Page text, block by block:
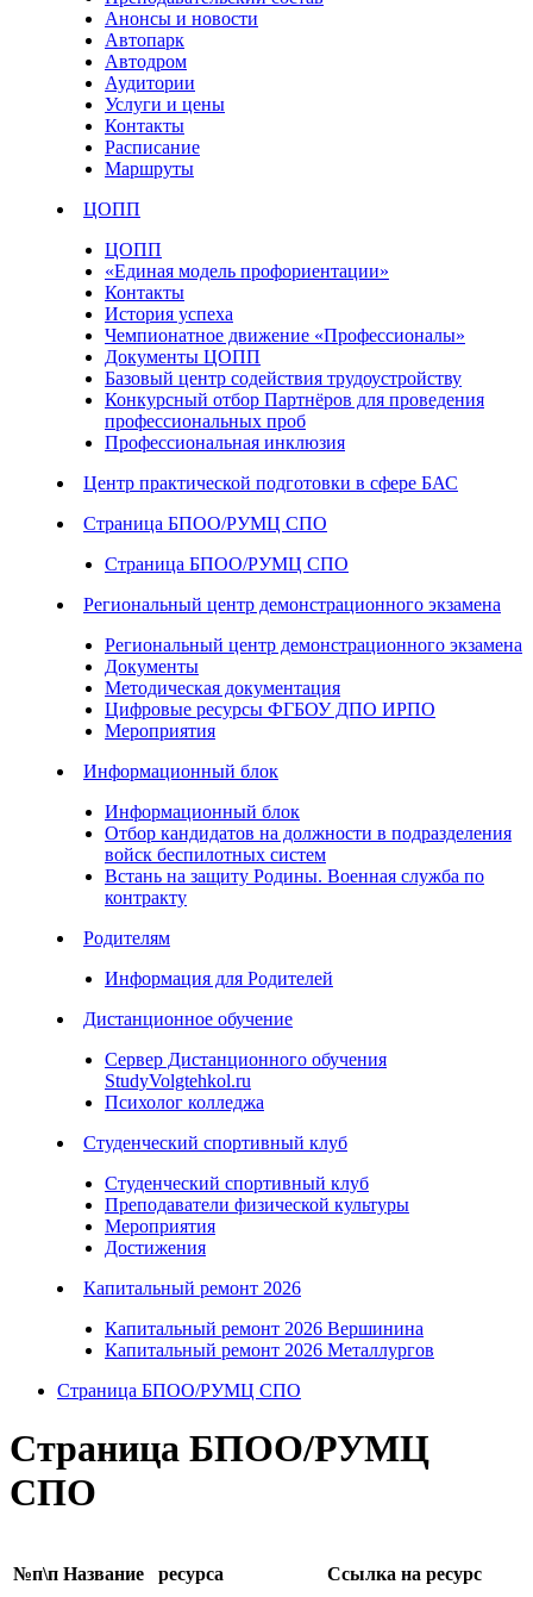
Анонсы и новости
Автопарк
Автодром
Аудитории
Услуги и цены
Контакты
Расписание
Маршруты
ЦОПП
ЦОПП
«Единая модель профориентации»
Контакты
История успеха
Чемпионатное движение «Профессионалы»
Документы ЦОПП
Базовый центр содействия трудоустройству
Конкурсный отбор Партнёров для проведения
профессиональных проб
Профессиональная инклюзия
Центр практической подготовки в сфере БАС
Страница БПОО/РУМЦ СПО
Страница БПОО/РУМЦ СПО
Региональный центр демонстрационного экзамена
Региональный центр демонстрационного экзамена
Документы
Методическая документация
Цифровые ресурсы ФГБОУ ДПО ИРПО
Мероприятия
Информационный блок
Информационный блок
Отбор кандидатов на должности в подразделения
войск беспилотных систем
Встань на защиту Родины. Военная служба по
контракту
Родителям
Информация для Родителей
Дистанционное обучение
Сервер Дистанционного обучения
StudyVolgtehkol.ru
Психолог колледжа
Студенческий спортивный клуб
Студенческий спортивный клуб
Преподаватели физической культуры
Мероприятия
Достижения
Капитальный ремонт 2026
Капитальный ремонт 2026 Вершинина
Капитальный ремонт 2026 Металлургов
Страница БПОО/РУМЦ СПО
Страница БПОО/РУМЦ
СПО
№п\п Название ресурса Ссылка на ресурс